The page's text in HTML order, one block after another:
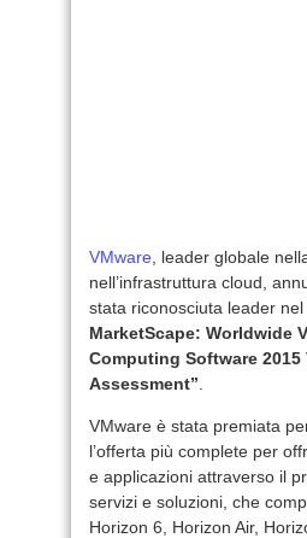
VMware , leader globale
nell’infrastruttura cloud,
stata riconosciuta leader
MarketScape: Worldwide
Computing Software 2015
Assessment”
VMware è stata premiata
l’offerta più complete per
e applicazioni attraverso il
servizi e soluzioni, che
Horizon 6, Horizon Air,